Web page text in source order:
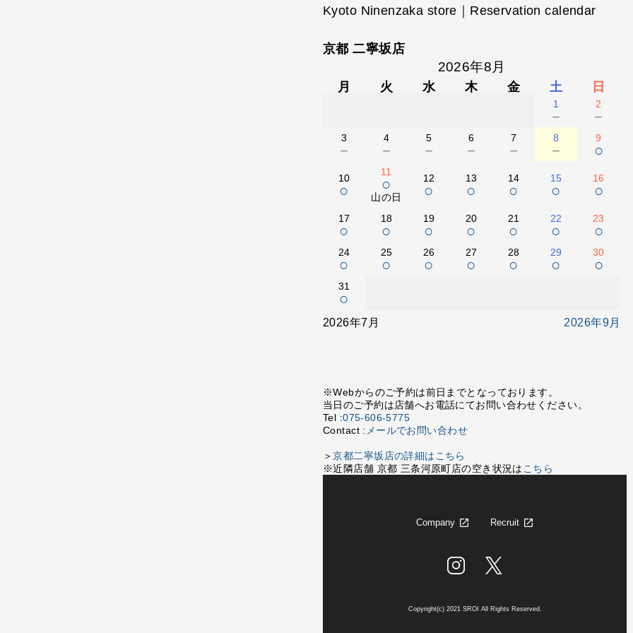
Kyoto Ninenzaka store｜Reservation calendar
京都 二寧坂店
2026年8月
月 火 水 木 金 土 日
1
－
2
－
3
－
4
－
5
－
6
－
7
－
8
－
9
○
10
○
11
○
山の日
12
○
13
○
14
○
15
○
16
○
17
○
18
○
19
○
20
○
21
○
22
○
23
○
24
○
25
○
26
○
27
○
28
○
29
○
30
○
31
○
2026年7月 2026年9月
※Webからのご予約は前日までとなっております。
当日のご予約は店舗へお電話にてお問い合わせください。
Tel :075-606-5775
Contact : メールでお問い合わせ
＞京都二寧坂店の詳細はこちら
※近隣店舗 京都 三条河原町店の空き状況は こちら
Company Recruit
Copyright(c) 2021 SROI All Rights Reserved.